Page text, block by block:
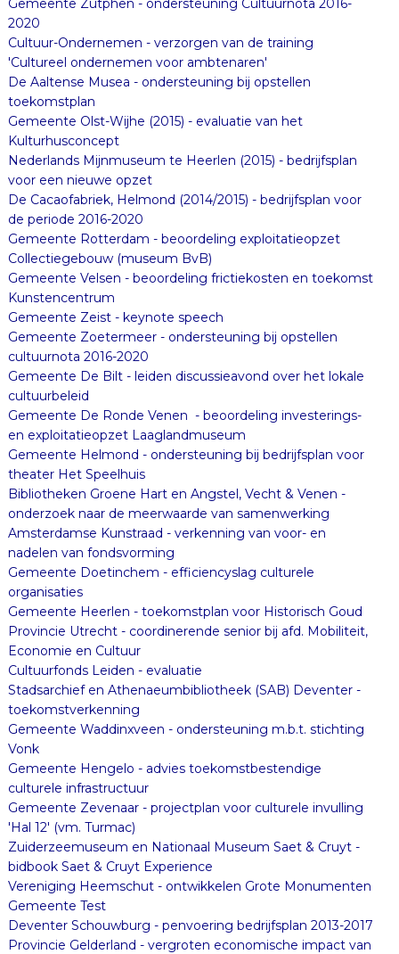
2020
Cultuur-Ondernemen - verzorgen van de training
'Cultureel ondernemen voor ambtenaren'
De Aaltense Musea - ondersteuning bij opstellen
toekomstplan
Gemeente Olst-Wijhe (2015) - evaluatie van het
Kulturhusconcept
Nederlands Mijnmuseum te Heerlen (2015) - bedrijfsplan
voor een nieuwe opzet
De Cacaofabriek, Helmond (2014/2015) - bedrijfsplan voor
de periode 2016-2020
Gemeente Rotterdam - beoordeling exploitatieopzet
Collectiegebouw (museum BvB)
Gemeente Velsen - beoordeling frictiekosten en toekomst
Kunstencentrum
Gemeente Zeist - keynote speech
Gemeente Zoetermeer - ondersteuning bij opstellen
cultuurnota 2016-2020
Gemeente De Bilt - leiden discussieavond over het lokale
cultuurbeleid
Gemeente De Ronde Venen - beoordeling investerings-
en exploitatieopzet Laaglandmuseum
Gemeente Helmond - ondersteuning bij bedrijfsplan voor
theater Het Speelhuis
Bibliotheken Groene Hart en Angstel, Vecht & Venen -
onderzoek naar de meerwaarde van samenwerking
Amsterdamse Kunstraad - verkenning van voor- en
nadelen van fondsvorming
Gemeente Doetinchem - efficiencyslag culturele
organisaties
Gemeente Heerlen - toekomstplan voor Historisch Goud
Provincie Utrecht - coordinerende senior bij afd. Mobiliteit,
Economie en Cultuur
Cultuurfonds Leiden - evaluatie
Stadsarchief en Athenaeumbibliotheek (SAB) Deventer -
toekomstverkenning
Gemeente Waddinxveen - ondersteuning m.b.t. stichting
Vonk
Gemeente Hengelo - advies toekomstbestendige
culturele infrastructuur
Gemeente Zevenaar - projectplan voor culturele invulling
'Hal 12' (vm. Turmac)
Zuiderzeemuseum en Nationaal Museum Saet & Cruyt -
bidbook Saet & Cruyt Experience
Vereniging Heemschut - ontwikkelen Grote Monumenten
Gemeente Test
Deventer Schouwburg - penvoering bedrijfsplan 2013-2017
Provincie Gelderland - vergroten economische impact van